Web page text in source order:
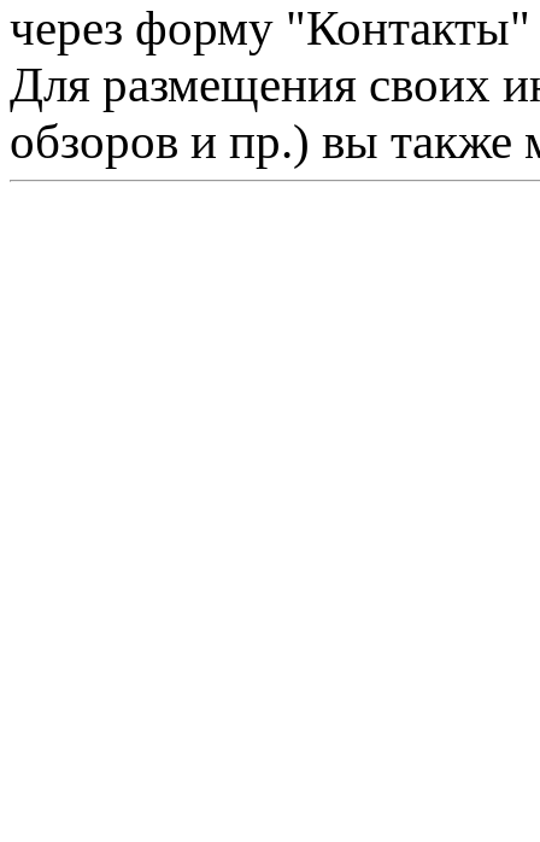
через форму "Контакты"
Для размещения своих
обзоров и пр.) вы также